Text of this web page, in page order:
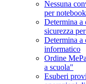
Nessuna
per notebook
Determina a
sicurezza
Determina a
informatico
Ordine
a scuola"
Esuberi